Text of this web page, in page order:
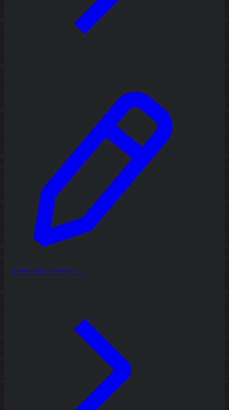
リサーチとデザイン